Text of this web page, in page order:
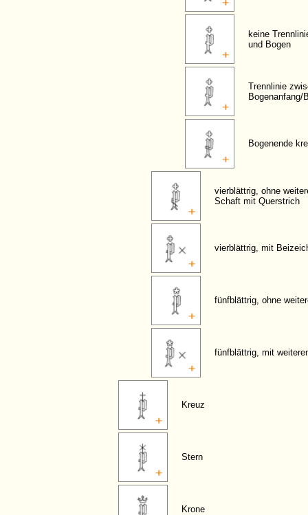
keine
und Bogen
Trennlinie
Bogenanfang/
Bogenende
vierblättrig, ohne
Schaft mit Querstrich
vierblättrig, mit
fünfblättrig, ohne
fünfblättrig, mit
Kreuz
Stern
Krone